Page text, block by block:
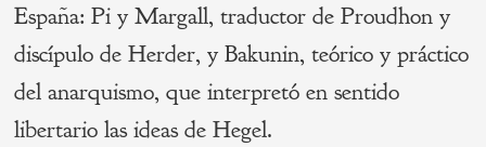
España: Pi y Margall, traductor de Proudhon y
discípulo de Herder, y Bakunin, teórico y práctico
del anarquismo, que interpretó en sentido
libertario las ideas de Hegel.